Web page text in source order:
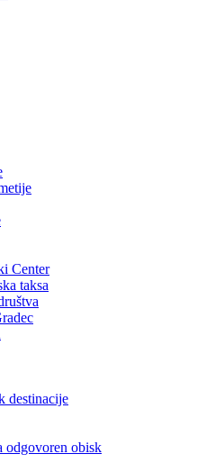
Center
taksa
destinacije
odgovoren obisk